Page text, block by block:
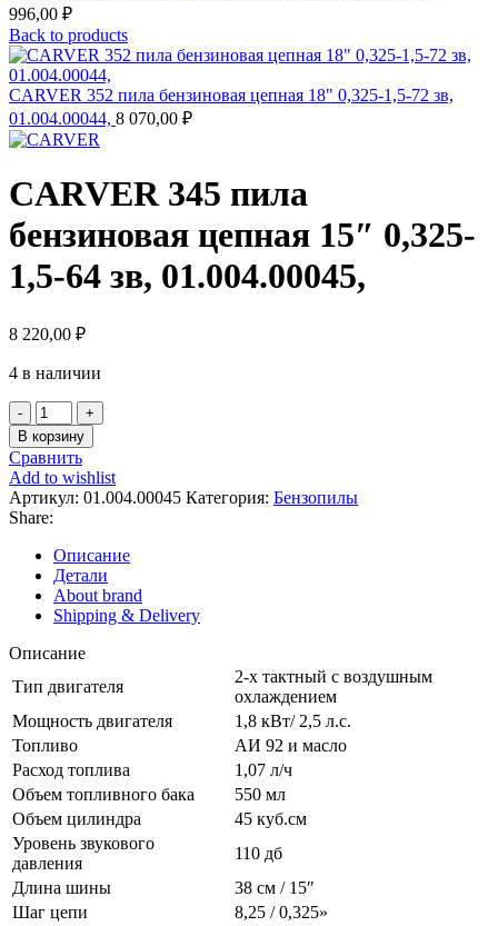
996,00 ₽
Back to products
CARVER 352 пила бензиновая цепная 18" 0,325-1,5-72 зв,
01.004.00044, 8 070,00 ₽
CARVER 345 пила
бензиновая цепная 15″ 0,325-
1,5-64 зв, 01.004.00045,
8 220,00 ₽
4 в наличии
Количество
товара
CARVER
345
пила
бензиновая
цепная
15"
0,325-
1,5-
64
зв,
01.004.00045,
В корзину
Сравнить
Add to wishlist
Артикул: 01.004.00045 Категория: Бензопилы
Share:
Описание
Детали
About brand
Shipping & Delivery
Описание
Тип двигателя
2-х тактный с воздушным
охлаждением
Мощность двигателя
1,8 кВт/ 2,5 л.с.
Топливо
АИ 92 и масло
Расход топлива
1,07 л/ч
Объем топливного бака
550 мл
Объем цилиндра
45 куб.см
Уровень звукового
давления
110 дб
Длина шины
38 см / 15″
Шаг цепи
8,25 / 0,325»